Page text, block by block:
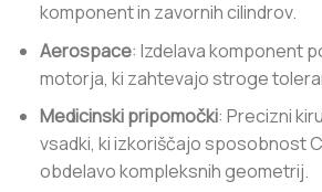
komponent in zavornih cilindrov.
Aerospace: Izdelava komponent
motorja, ki zahtevajo stroge
Medicinski pripomočki: Precizni
vsadki, ki izkoriščajo sposobnost
obdelavo kompleksnih geometrij.